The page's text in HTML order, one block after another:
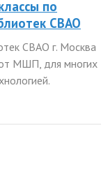
по
СВАО
СВАО г. Москва
МШП, для многих